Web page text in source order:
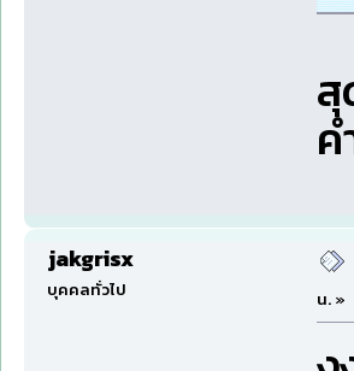
ค
jakgrisx
บุคคลทั่วไป
น. »